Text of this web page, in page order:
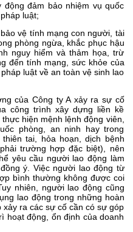
đảm bảo nhiệm vụ quốc
luật;
vệ tính mạng con người, tài
phòng ngừa, khắc phục hậu
nguy hiểm và thảm họa, trừ
đến tính mạng, sức khỏe của
luật về an toàn vệ sinh lao
của Công ty A xảy ra sự cố
công trình xây dựng liền kề
hiện mệnh lệnh động viên,
phòng, an ninh hay trong
tai, hỏa hoạn, dịch bệnh
trường hợp đặc biệt), nên
yêu cầu người lao động làm
ý. Việc người lao động từ
bình thường không được coi
nhiên, người lao động cũng
lao động trong những hoàn
xảy ra các sự cố cần có sự góp
hoạt động, ổn định của doanh